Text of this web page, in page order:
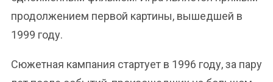
продолжением первой картины, вышедшей в
1999 году.
Сюжетная кампания стартует в 1996 году, за пару